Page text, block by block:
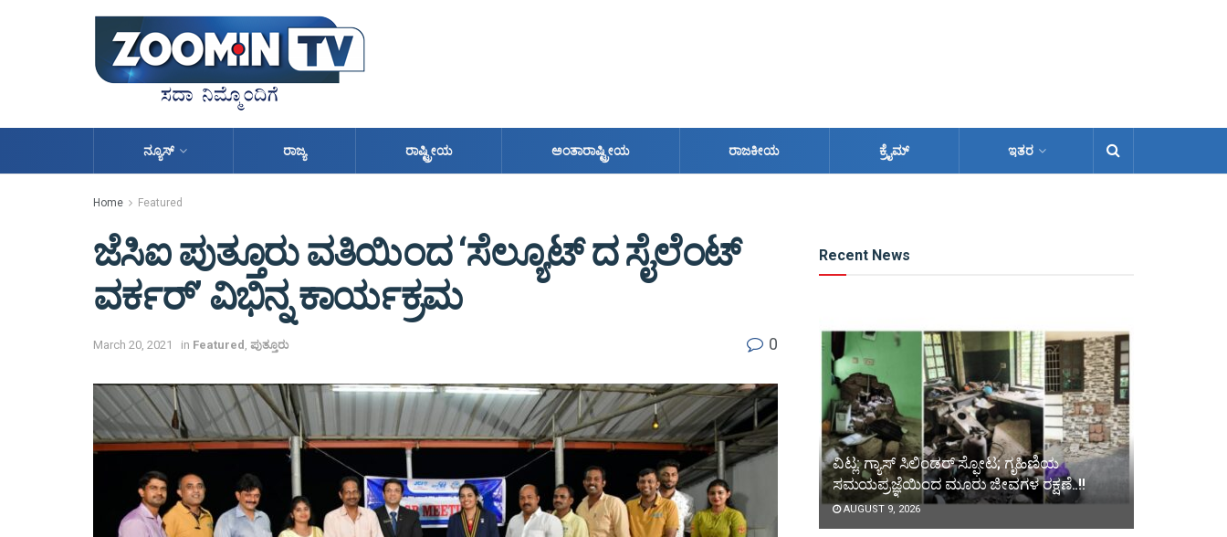
ನ್ಯೂಸ್ ರಾಜ್ಯ ರಾಷ್ಟ್ರೀಯ ಅಂತಾರಾಷ್ಟ್ರೀಯ ರಾಜಕೀಯ ಕ್ರೈಮ್ ಇತರ
Home Featured
ಜೆಸಿಐ ಪುತ್ತೂರು ವತಿಯಿಂದ ‘ಸೆಲ್ಯೂಟ್ ದ ಸೈಲೆಂಟ್
ವರ್ಕರ್’ ವಿಭಿನ್ನ ಕಾರ್ಯಕ್ರಮ
March 20, 2021 in Featured ಪುತ್ತೂರು 0
Recent News
ವಿಟ್ಲ: ಗ್ಯಾಸ್ ಸಿಲಿಂಡರ್ ಸ್ಫೋಟ; ಗೃಹಿಣಿಯ
ಸಮಯಪ್ರಜ್ಞೆಯಿಂದ ಮೂರು ಜೀವಗಳ ರಕ್ಷಣೆ..!!
AUGUST 9, 2026